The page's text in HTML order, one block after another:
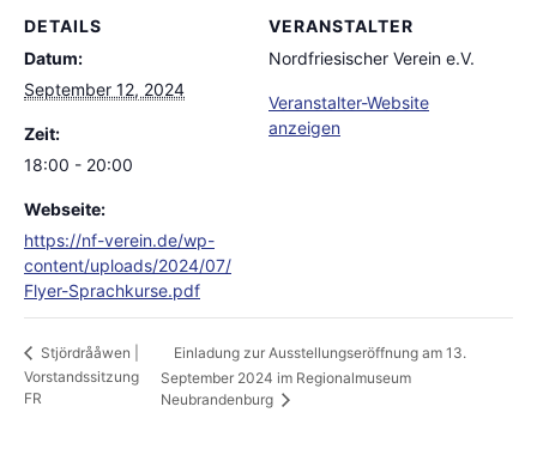
DETAILS
Datum:
September 12, 2024
Zeit:
18:00 - 20:00
Webseite:
https://nf-verein.de/wp-
content/uploads/2024/07/
Flyer-Sprachkurse.pdf
VERANSTALTER
Nordfriesischer Verein e.V.
Veranstalter-Website
anzeigen
Stjördrååwen |
Vorstandssitzung
FR
Einladung zur Ausstellungseröffnung am 13.
September 2024 im Regionalmuseum
Neubrandenburg